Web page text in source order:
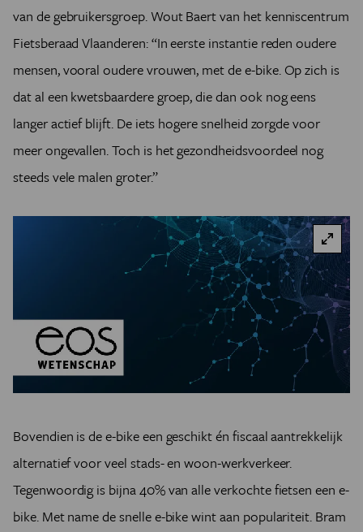
van de gebruikersgroep. Wout Baert van het kenniscentrum
Fietsberaad Vlaanderen: “In eerste instantie reden oudere
mensen, vooral oudere vrouwen, met de e-bike. Op zich is
dat al een kwetsbaardere groep, die dan ook nog eens
langer actief blijft. De iets hogere snelheid zorgde voor
meer ongevallen. Toch is het gezondheidsvoordeel nog
steeds vele malen groter.”
Bovendien is de e-bike een geschikt én fiscaal aantrekkelijk
alternatief voor veel stads- en woon-werkverkeer.
Tegenwoordig is bijna 40% van alle verkochte fietsen een e-
bike. Met name de snelle e-bike wint aan populariteit. Bram